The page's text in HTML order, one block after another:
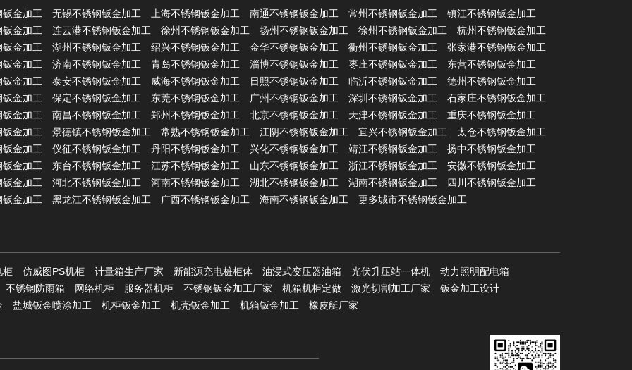
金加工 无锡不锈钢钣金加工 上海不锈钢钣金加工 南通不锈钢钣金加工 常州不锈钢钣金加工
镇江不锈钢钣金加工
金加工 连云港不锈钢钣金加工 徐州不锈钢钣金加工 扬州不锈钢钣金加工 徐州不锈钢钣金加工
杭州不锈钢钣金加工
金加工 湖州不锈钢钣金加工 绍兴不锈钢钣金加工 金华不锈钢钣金加工 衢州不锈钢钣金加工
张家港不锈钢钣金加工
金加工 济南不锈钢钣金加工 青岛不锈钢钣金加工 淄博不锈钢钣金加工 枣庄不锈钢钣金加工
东营不锈钢钣金加工
金加工 泰安不锈钢钣金加工 威海不锈钢钣金加工 日照不锈钢钣金加工 临沂不锈钢钣金加工
德州不锈钢钣金加工
金加工 保定不锈钢钣金加工 东莞不锈钢钣金加工 广州不锈钢钣金加工 深圳不锈钢钣金加工
石家庄不锈钢钣金加工
金加工 南昌不锈钢钣金加工 郑州不锈钢钣金加工 北京不锈钢钣金加工 天津不锈钢钣金加工
重庆不锈钢钣金加工
钣金加工 景德镇不锈钢钣金加工 常熟不锈钢钣金加工 江阴不锈钢钣金加工 宜兴不锈钢钣金加工
太仓不锈钢钣金加工
金加工 仪征不锈钢钣金加工 丹阳不锈钢钣金加工 兴化不锈钢钣金加工 靖江不锈钢钣金加工
扬中不锈钢钣金加工
金加工 东台不锈钢钣金加工 江苏不锈钢钣金加工 山东不锈钢钣金加工 浙江不锈钢钣金加工
安徽不锈钢钣金加工
钣金加工 河北不锈钢钣金加工 河南不锈钢钣金加工 湖北不锈钢钣金加工 湖南不锈钢钣金加工
四川不锈钢钣金加工
金加工 黑龙江不锈钢钣金加工 广西不锈钢钣金加工 海南不锈钢钣金加工 更多城市不锈钢钣金加工
柜 仿威图PS机柜 计量箱生产厂家 新能源充电桩柜体 油浸式变压器油箱 光伏升压站一体机
动力照明配电箱
不锈钢防雨箱 网络机柜 服务器机柜 不锈钢钣金加工厂家 机箱机柜定做 激光切割加工厂家
钣金加工设计
盐城钣金喷涂加工 机柜钣金加工 机壳钣金加工 机箱钣金加工 橡皮艇厂家